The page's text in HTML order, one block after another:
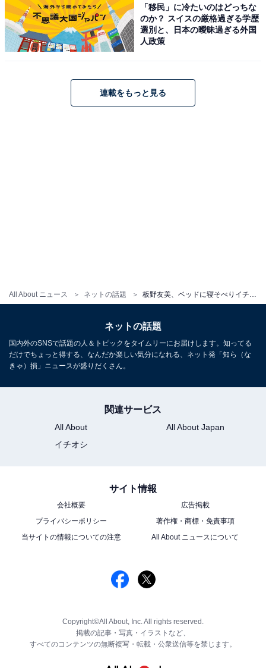
All About ニュース ネットの話題
「移民」に冷たいのはどっちな
のか？ スイスの厳格過ぎる学歴
選別と、日本の曖昧過ぎる外国
人政策
連載をもっと見る
ネットの話題
国内外のSNSで話題の人＆トピックをタイムリーにお届けします。知ってる
だけでちょっと得する、なんだか楽しい気分になれる、ネット発「知ら（な
きゃ）損」ニュースが盛りだくさん。
関連サービス
All About
All About Japan
イチオシ
サイト情報
会社概要
広告掲載
プライバシーポリシー
著作権・商標・免責事項
当サイトの情報についての注意
All About ニュースについて
Copyright©All About, Inc. All rights reserved.
掲載の記事・写真・イラストなど、
すべてのコンテンツの無断複写・転載・公衆送信等を禁じます。